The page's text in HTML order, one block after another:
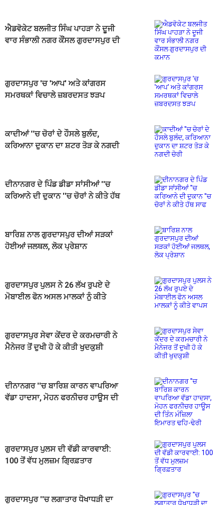
ਐਡਵੋਕੇਟ ਬਲਜੀਤ ਸਿੰਘ ਪਾਹੜਾ ਨੇ ਦੂਜੀ
ਵਾਰ ਸੰਭਾਲੀ ਨਗਰ ਕੌਂਸਲ ਗੁਰਦਾਸਪੁਰ ਦੀ
ਗੁਰਦਾਸਪੁਰ 'ਚ 'ਆਪ' ਅਤੇ ਕਾਂਗਰਸ
ਸਮਰਥਕਾਂ ਵਿਚਾਲੇ ਜ਼ਬਰਦਸਤ ਝੜਪ
ਕਾਦੀਆਂ ''ਚ ਚੋਰਾਂ ਦੇ ਹੌਸਲੇ ਬੁਲੰਦ,
ਕਰਿਆਨਾ ਦੁਕਾਨ ਦਾ ਸ਼ਟਰ ਤੋੜ ਕੇ ਨਗਦੀ
ਦੀਨਾਨਗਰ ਦੇ ਪਿੰਡ ਡੀਡਾ ਸਾਂਸੀਆਂ ''ਚ
ਕਰਿਆਨੇ ਦੀ ਦੁਕਾਨ ''ਚ ਚੋਰਾਂ ਨੇ ਕੀਤੇ ਹੱਥ
ਬਾਰਿਸ਼ ਨਾਲ ਗੁਰਦਾਸਪੁਰ ਦੀਆਂ ਸੜਕਾਂ
ਹੋਈਆਂ ਜਲਥਲ, ਲੋਕ ਪ੍ਰੇਸ਼ਾਨ
ਗੁਰਦਾਸਪੁਰ ਪੁਲਸ ਨੇ 26 ਲੱਖ ਰੁਪਏ ਦੇ
ਮੋਬਾਈਲ ਫੋਨ ਅਸਲ ਮਾਲਕਾਂ ਨੂੰ ਕੀਤੇ
ਗੁਰਦਾਸਪੁਰ ਸੇਵਾ ਕੇਂਦਰ ਦੇ ਕਰਮਚਾਰੀ ਨੇ
ਮੈਨੇਜਰ ਤੋਂ ਦੁਖੀ ਹੋ ਕੇ ਕੀਤੀ ਖੁਦਕੁਸ਼ੀ
ਦੀਨਾਨਗਰ ''ਚ ਬਾਰਿਸ਼ ਕਾਰਨ ਵਾਪਰਿਆ
ਵੱਡਾ ਹਾਦਸਾ, ਮੋਹਨ ਫਰਨੀਚਰ ਹਾਊਸ ਦੀ
ਗੁਰਦਾਸਪੁਰ ਪੁਲਸ ਦੀ ਵੱਡੀ ਕਾਰਵਾਈ:
100 ਤੋਂ ਵੱਧ ਮੁਲਜ਼ਮ ਗ੍ਰਿਫ਼ਤਾਰ
ਗੁਰਦਾਸਪੁਰ ''ਚ ਲਗਾਤਾਰ ਧੋਖਾਧੜੀ ਦਾ